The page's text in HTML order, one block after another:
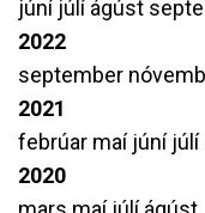
júní júlíágúst
2022
september
2021
febrúar maí júní júlí
2020